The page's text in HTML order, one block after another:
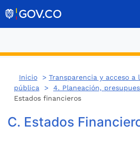
Inicio> Transparencia y acceso a
pública > 4. Planeación,
Estados financieros
C. Estados